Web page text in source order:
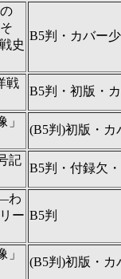
史
B5判・カバー
戦
B5判・初版・
(B5判)初版・カ
記
B5判・付録欠
わ
ー B5判
(B5判)初版・カ